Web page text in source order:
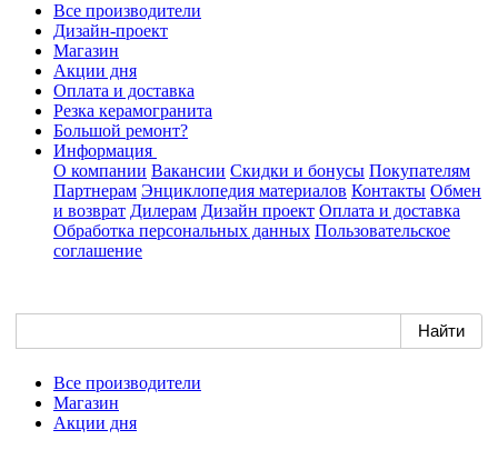
Все производители
Дизайн-проект
Магазин
Акции дня
Оплата и доставка
Резка керамогранита
Большой ремонт?
Информация
О компании Вакансии Скидки и бонусы Покупателям
Партнерам Энциклопедия материалов Контакты Обмен
и возврат Дилерам Дизайн проект Оплата и доставка
Обработка персональных данных Пользовательское
соглашение
Все производители
Магазин
Акции дня